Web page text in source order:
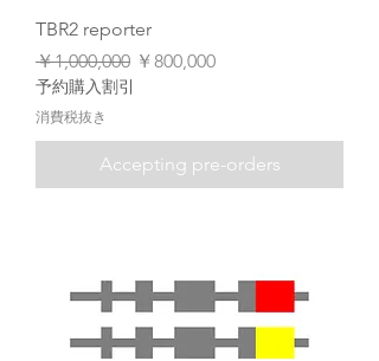
TBR2 reporter
通常価格
￥1,000,000 セール価格
￥800,000
予約購入割引
消費税抜き
Accepting pre-orders